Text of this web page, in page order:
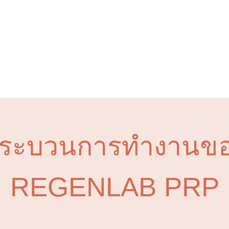
ะบวนการทำงานข
REGENLAB PRP